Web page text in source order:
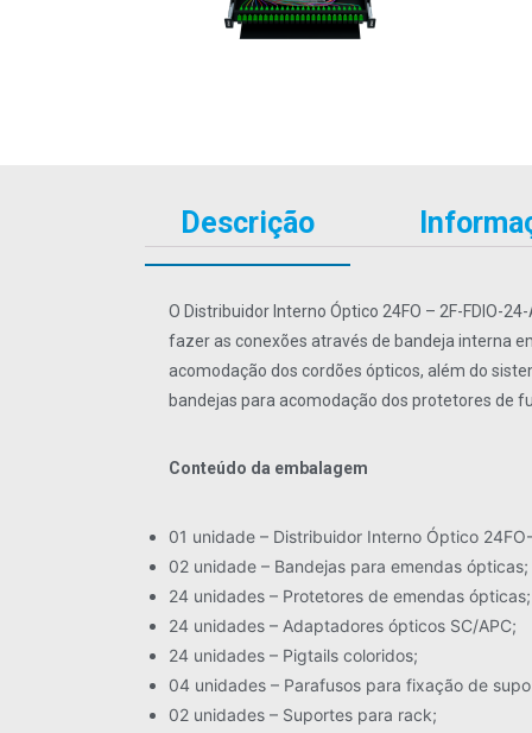
Descrição
O Distribuidor Interno Óptico 24FO – 2F-FDIO-
fazer as conexões através de bandeja interna
acomodação dos cordões ópticos, além do
bandejas para acomodação dos protetores de
Conteúdo da embalagem
01 unidade – Distribuidor Interno Óptico
02 unidade – Bandejas para emendas ópticas;
24 unidades – Protetores de emendas ópticas;
24 unidades – Adaptadores ópticos SC/APC;
24 unidades – Pigtails coloridos;
04 unidades – Parafusos para fixação de
02 unidades – Suportes para rack;